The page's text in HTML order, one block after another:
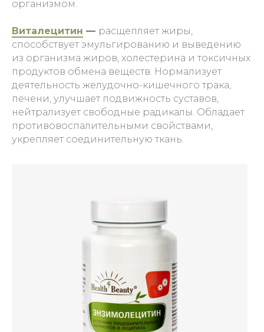
организмом.
Виталецитин — расщепляет жиры,
способствует эмульгированию и выведению
из организма жиров, холестерина и токсичных
продуктов обмена веществ. Нормализует
деятельность желудочно-кишечного трака,
печени, улучшает подвижность суставов,
нейтрализует свободные радикалы. Обладает
противовоспалительными свойствами,
укрепляет соединительную ткань.